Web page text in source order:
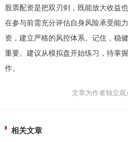
股票配资是把双刃剑，既能放大收益
在参与前需充分评估自身风险承受能
资，建立严格的风控体系。记住，稳
重要。建议从模拟盘开始练习，待掌
作。
文章为作者独立
相关文章